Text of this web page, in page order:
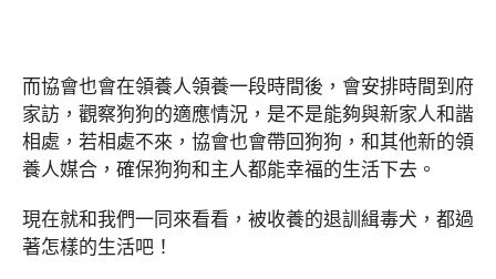
而協會也會在領養人領養一段時間後，會安排時間到府
家訪，觀察狗狗的適應情況，是不是能夠與新家人和諧
相處，若相處不來，協會也會帶回狗狗，和其他新的領
養人媒合，確保狗狗和主人都能幸福的生活下去。
現在就和我們一同來看看，被收養的退訓緝毒犬，都過
著怎樣的生活吧！